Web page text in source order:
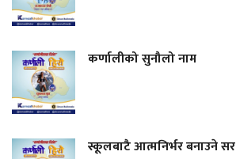
कर्णालीको सुनौलो नाम
स्कूलबाटै आत्मनिर्भर बनाउने सर